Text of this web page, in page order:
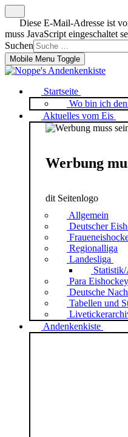
Diese E-Mail-Adresse ist
muss JavaScript eingeschaltet
Suchen
Mobile Menu Toggle
Startseite
Wo bin ich
Aktuelles vom Eis
Werbung
dit Seitenlogo
Allgemein
Deutscher
Regionalliga
Landesliga
Para Eishockey
Deutsche
Tabellen und
Andenkenkiste